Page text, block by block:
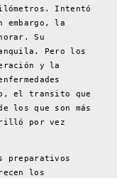
Intentó
embargo, la
Su
Pero los
y la
el transito que
los que son más
por vez
los